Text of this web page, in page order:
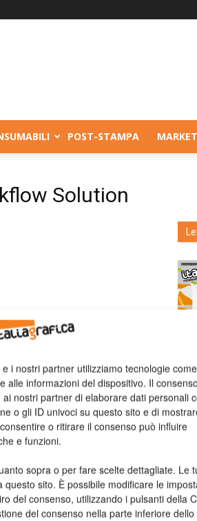
i nostri partner utilizziamo tecnologie
alle informazioni del dispositivo. Il
nostri partner di elaborare dati personali
o gli ID univoci su questo sito e di
o ritirare il consenso può influire
e funzioni.
sopra o per fare scelte dettagliate. Le
sito. È possibile modificare le
del consenso, utilizzando i pulsanti della
del consenso nella parte inferiore dello
POST-STAMPA
Solution